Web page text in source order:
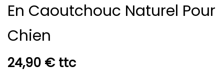
En Caoutchouc Naturel Pour
Chien
24,90 € ttc